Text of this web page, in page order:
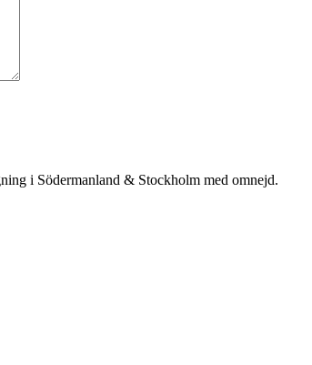
i Södermanland & Stockholm med omnejd.